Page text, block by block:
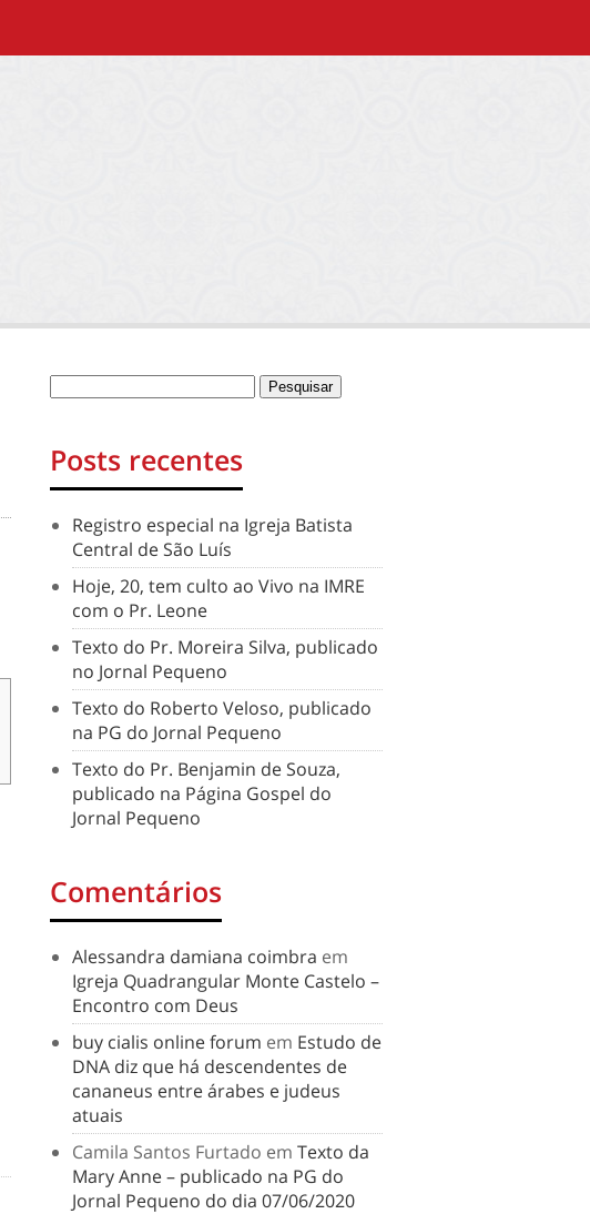
Posts recentes
Registro especial na Igreja Batista
Central de São Luís
Hoje, 20, tem culto ao Vivo na IMRE
com o Pr. Leone
Texto do Pr. Moreira Silva, publicado
no Jornal Pequeno
Texto do Roberto Veloso, publicado
na PG do Jornal Pequeno
Texto do Pr. Benjamin de Souza,
publicado na Página Gospel do
Jornal Pequeno
Comentários
Alessandra damiana coimbra em
Igreja Quadrangular Monte Castelo –
Encontro com Deus
buy cialis online forum em Estudo de
DNA diz que há descendentes de
cananeus entre árabes e judeus
atuais
Camila Santos Furtado em Texto da
Mary Anne – publicado na PG do
Jornal Pequeno do dia 07/06/2020